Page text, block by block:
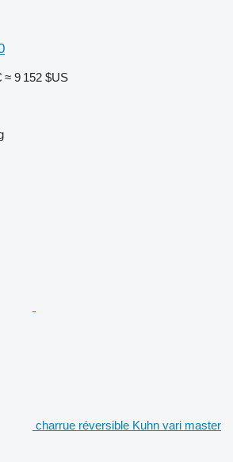
≈ 9 152 $US
charrue réversible Kuhn vari master